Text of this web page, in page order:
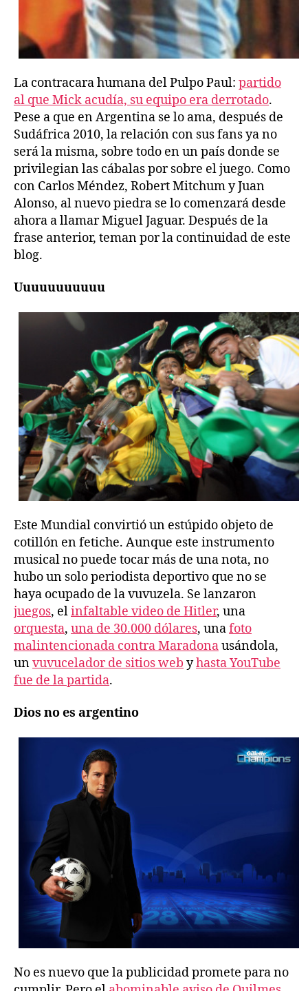
La contracara humana del Pulpo Paul: partido
al que Mick acudía, su equipo era derrotado.
Pese a que en Argentina se lo ama, después de
Sudáfrica 2010, la relación con sus fans ya no
será la misma, sobre todo en un país donde se
privilegian las cábalas por sobre el juego. Como
con Carlos Méndez, Robert Mitchum y Juan
Alonso, al nuevo piedra se lo comenzará desde
ahora a llamar Miguel Jaguar. Después de la
frase anterior, teman por la continuidad de este
blog.
Uuuuuuuuuuu
Este Mundial convirtió un estúpido objeto de
cotillón en fetiche. Aunque este instrumento
musical no puede tocar más de una nota, no
hubo un solo periodista deportivo que no se
haya ocupado de la vuvuzela. Se lanzaron
juegos, elinfaltable video de Hitler, una
orquesta, una de 30.000 dólares, unafoto
malintencionada contra Maradonausándola,
unvuvucelador de sitios web yhasta YouTube
fue de la partida.
Dios no es argentino
No es nuevo que la publicidad promete para no